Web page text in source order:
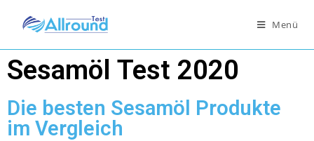
Menü
Sesamöl Test 2020
Die besten Sesamöl Produkte
im Vergleich